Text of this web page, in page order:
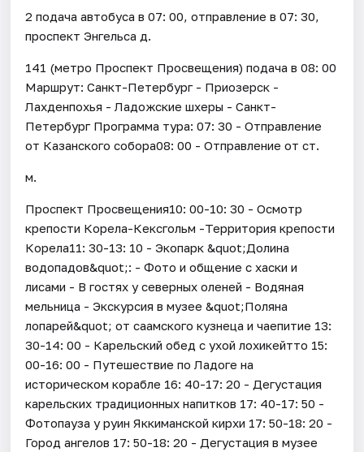
2 подача автобуса в 07: 00, отправление в 07: 30,
проспект Энгельса д.
141 (метро Проспект Просвещения) подача в 08: 00
Маршрут: Санкт-Петербург - Приозерск -
Лахденпохья - Ладожские шхеры - Санкт-
Петербург Программа тура: 07: 30 - Отправление
от Казанского собора08: 00 - Отправление от ст.
м.
Проспект Просвещения10: 00-10: 30 - Осмотр
крепости Корела-Кексгольм -Территория крепости
Корела11: 30-13: 10 - Экопарк &quot;Долина
водопадов&quot;: - Фото и общение с хаски и
лисами - В гостях у северных оленей - Водяная
мельница - Экскурсия в музее &quot;Поляна
лопарей&quot; от саамского кузнеца и чаепитие 13:
30-14: 00 - Карельский обед с ухой лохикейтто 15:
00-16: 00 - Путешествие по Ладоге на
историческом корабле 16: 40-17: 20 - Дегустация
карельских традиционных напитков 17: 40-17: 50 -
Фотопауза у руин Яккиманской кирхи 17: 50-18: 20 -
Город ангелов 17: 50-18: 20 - Дегустация в музее